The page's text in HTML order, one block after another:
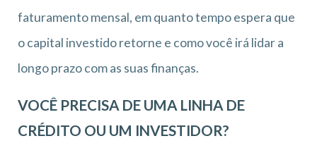
faturamento mensal, em quanto tempo espera que
o capital investido retorne e como você irá lidar a
longo prazo com as suas finanças.
VOCÊ PRECISA DE UMA LINHA DE
CRÉDITO OU UM INVESTIDOR?